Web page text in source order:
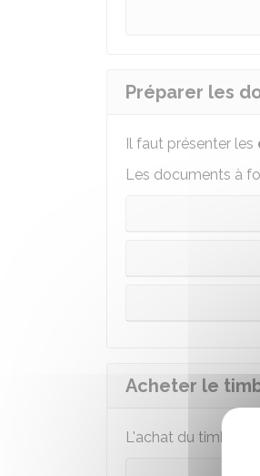
Préparer les
Il faut présenter les
Les documents à
Acheter le
L'achat du timbre